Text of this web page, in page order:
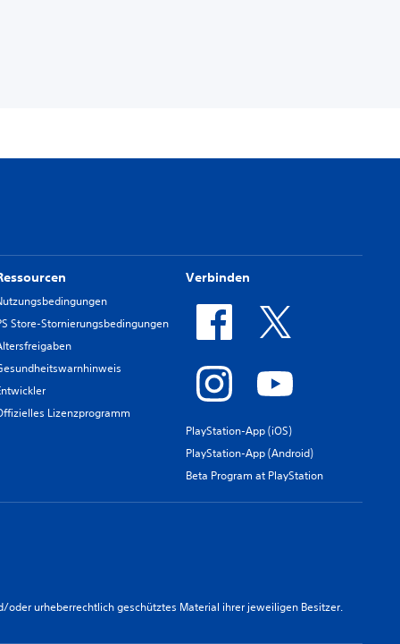
Store-Stornierungsbedingungen
Lizenzprogramm
Verbinden
PlayStation-App (iOS)
PlayStation-App (Android)
Beta Program at PlayStation
urheberrechtlich geschütztes Material ihrer jeweiligen Besitzer.